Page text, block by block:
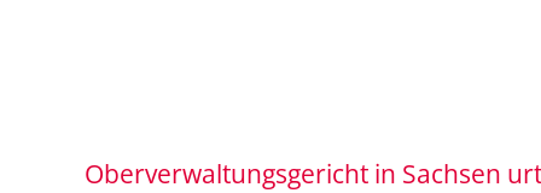
Oberverwaltungsgericht in Sachsen